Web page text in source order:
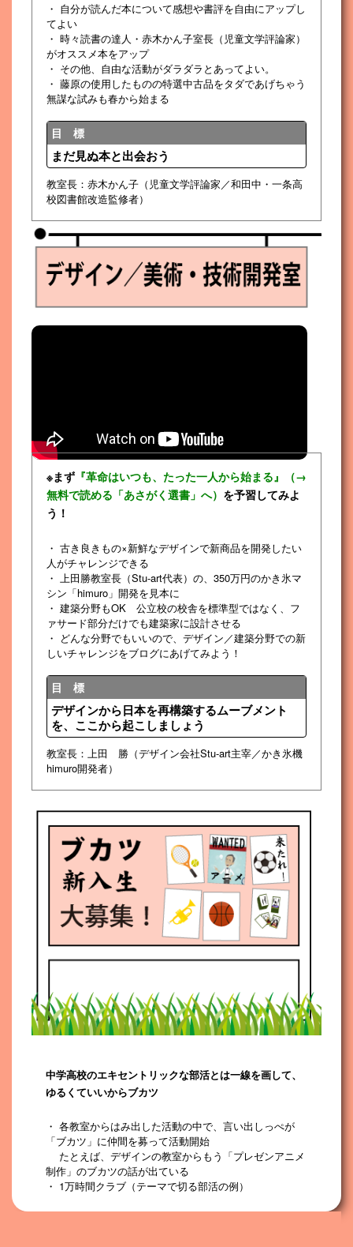
・ 自分が読んだ本について感想や書評を自由にアップし
てよい
・ 時々読書の達人・赤木かん子室長（児童文学評論家）
がオススメ本をアップ
・ その他、自由な活動がダラダラとあってよい。
・ 藤原の使用したものの特選中古品をタダであげちゃう
無謀な試みも春から始まる
目 標
まだ見ぬ本と出会おう
教室長：赤木かん子（児童文学評論家／和田中・一条高
校図書館改造監修者）
※まず 『革命はいつも、たった一人から始まる』（→
無料で読める「あさがく選書」へ） を予習してみよ
う！
・ 古き良きもの×新鮮なデザインで新商品を開発したい
人がチャレンジできる
・ 上田勝教室長（Stu-art代表）の、350万円のかき氷マ
シン「himuro」開発を見本に
・ 建築分野もOK 公立校の校舎を標準型ではなく、フ
ァサード部分だけでも建築家に設計させる
・ どんな分野でもいいので、デザイン／建築分野での新
しいチャレンジをブログにあげてみよう！
目 標
デザインから日本を再構築するムーブメント
を、ここから起こしましょう
教室長：上田 勝（デザイン会社Stu-art主宰／かき氷機
himuro開発者）
中学高校のエキセントリックな部活とは一線を画して、
ゆるくていいからブカツ
・ 各教室からはみ出した活動の中で、言い出しっぺが
「ブカツ」に仲間を募って活動開始
たとえば、デザインの教室からもう「プレゼンアニメ
制作」のブカツの話が出ている
・ 1万時間クラブ（テーマで切る部活の例）